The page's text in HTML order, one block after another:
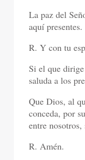
La paz del
aquí presentes.
R. Y con tu
Si el que
saluda a los
Que Dios, al
conceda, por
entre nosotros,
R. Amén.